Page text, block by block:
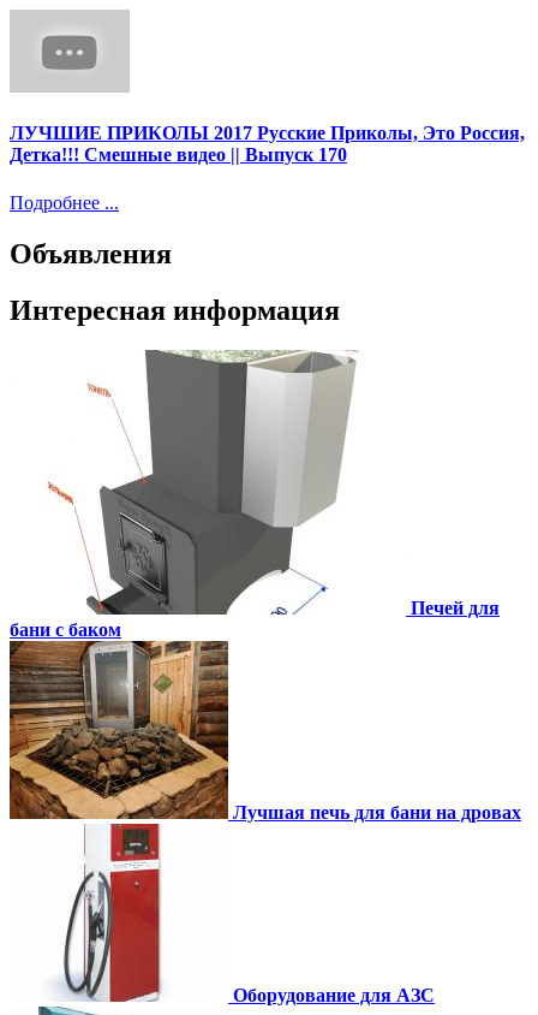
ЛУЧШИЕ ПРИКОЛЫ 2017 Русские Приколы, Это Россия,
Детка!!! Смешные видео || Выпуск 170
Подробнее ...
Объявления
Интересная информация
Печей для
бани с баком
Лучшая печь для бани на дровах
Оборудование для АЗС